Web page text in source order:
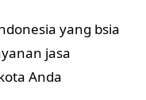
yang bsia
jasa
Anda